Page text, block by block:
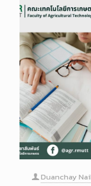
Duanchay